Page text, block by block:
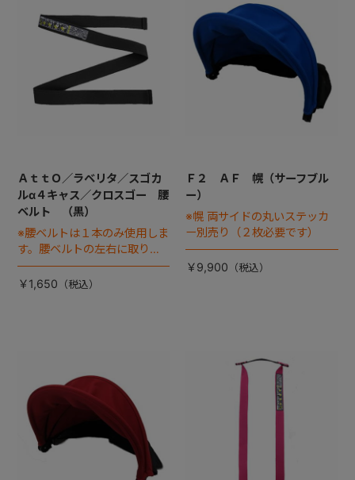
ＡｔｔＯ／ラベリタ／スゴカ
ルα４キャス／クロスゴー 腰
ベルト （黒）
※腰ベルトは１本のみ使用しま
す。腰ベルトの左右に取り付
ける腰バックル（差込バック
ル）は別売りです
￥1,650
Ｆ２ ＡＦ 幌（サーフブル
ー）
※幌 両サイドの丸いステッカ
ー別売り（２枚必要です）
￥9,900